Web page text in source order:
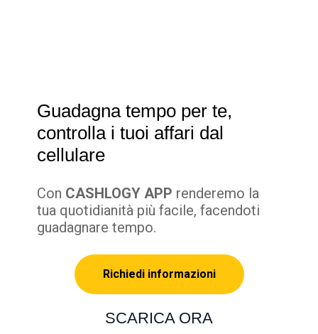
Guadagna tempo per te,
controlla i tuoi affari dal
cellulare
Con CASHLOGY APP renderemo la
tua quotidianità più facile, facendoti
guadagnare tempo.
Richiedi informazioni
SCARICA ORA